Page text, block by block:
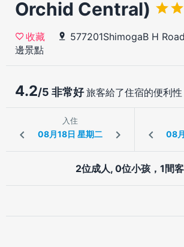
Orchid Central)
收藏 577201ShimogaB H Road
邊景點
4.2/5 非常好旅客給了住宿的便利
入住
2位成人, 0位小孩，1間